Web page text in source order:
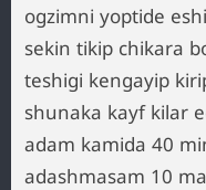
ogzimni yoptide
sekin tikip chikara
teshigi kengayip
shunaka kayf kilar
adam kamida 40
adashmasam 10